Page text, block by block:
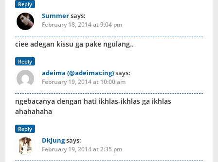
Reply
Summersays:
February 18, 2014 at 9:04 pm
ciee adegan kissu ga pake ngulang..
Reply
adeima (@adeimacing)says:
February 19, 2014 at 10:00 am
ngebacanya dengan hati ikhlas-ikhlas ga ikhlas
ahahahaha
Reply
DkJungsays:
February 19, 2014 at 2:35 pm